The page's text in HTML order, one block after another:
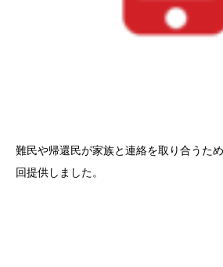
難民や帰還民が家族と連絡を取り合うた
回提供しました。